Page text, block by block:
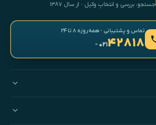
جستجو، بررسی و انتخابِ وکیل · از سال ۱۳۸۷
تماس و پشتیبانی · همه‌روزه ۸ تا ۲۴
۴۲۸۱۸- ۰۲۱